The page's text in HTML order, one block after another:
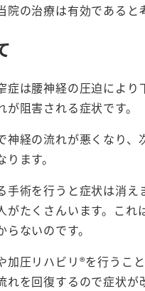
院の治療は有効であると
症は腰神経の圧迫により
阻害される症状です。
神経の流れが悪くなり、
ます。
手術を行うと症状は消え
がたくさんいます。これ
ないのです。
圧リハビリ®を行うこと
れを回復するので症状が